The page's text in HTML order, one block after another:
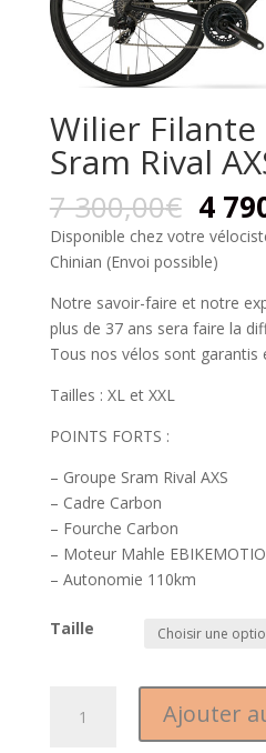
Wilier
Sram Rival
7 300,00€ 4
Disponible chez votre
Chinian (Envoi possible)
Notre savoir-faire et notre
plus de 37 ans sera faire la
Tous nos vélos sont garantis
Tailles : XL et XXL
POINTS FORTS :
– Groupe Sram Rival AXS
– Cadre Carbon
– Fourche Carbon
– Moteur Mahle
– Autonomie 110km
Taille
Ajouter